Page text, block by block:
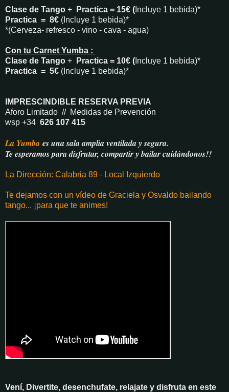
Clase de Tango + Practica = 15€ ( Incluye 1 bebida)*
Practica = 8€ (Incluye 1 bebida)*
*(Cerveza- refresco - vino - cava - agua)
Con tu Carnet Yumba :
Clase de Tango + Practica = 10€ ( Incluye 1 bebida)*
Practica = 5€ (Incluye 1 bebida)*
IMPRESCINDIBLE RESERVA PREVIA
Aforo Limitado // Medidas de Prevención
wsp +34 626 107 415
La Yumba es una sala amplia ventilada y segura.
Te esperamos para disfrutar, compartir y bailar cuidándonos!!
La Dirección: Calabria 89 - Local Izquierdo
Te dejamos con un vídeo de Graciela y Osvaldo bailando
tango... ¡para que te animes!
Vení, Divertite, desenchufate, relajate y disfruta en este